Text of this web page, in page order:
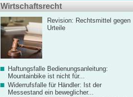
Wirtschaftsrecht
Revision: Rechtsmittel gegen
Urteile
Haftungsfalle Bedienungsanleitung:
Mountainbike ist nicht für...
Widerrufsfalle für Händler: Ist der
Messestand ein beweglicher...